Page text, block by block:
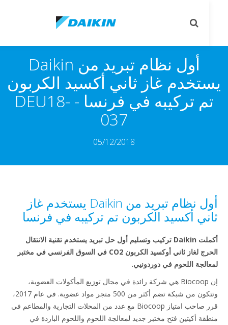
Toggle
أول نظام تبريد من Daikin
غاز ثاني أكسيد الكربون
تم تركيبه في فرنسا - DEU18-
037
05/12/2018
أول نظام تبريد من Daikin يستخدم غاز
أكسيد الكربون تم تركيبه في فرنسا
أكملت Daikin تركيب وتسليم أول حل تبريد يستخدم تقنية الانتقال
الحرج لغاز ثاني أوكسيد الكربون CO2 في السوق الفرنسي في مختبر
اللحوم في دوردونيي.
إن Biocoop هي شركة رائدة في مجال توزيع المأكولات العضوية،
قرر صاحب امتياز Biocoop مع عدد من المحلات التجارية والمطاعم في
أكيتين فتح مختبر جديد لمعالجة اللحوم واللحوم الباردة في